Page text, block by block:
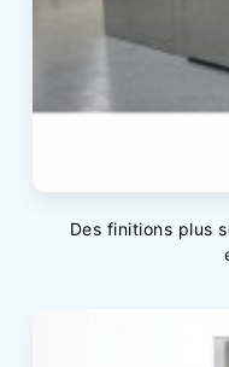
Des finitions plus